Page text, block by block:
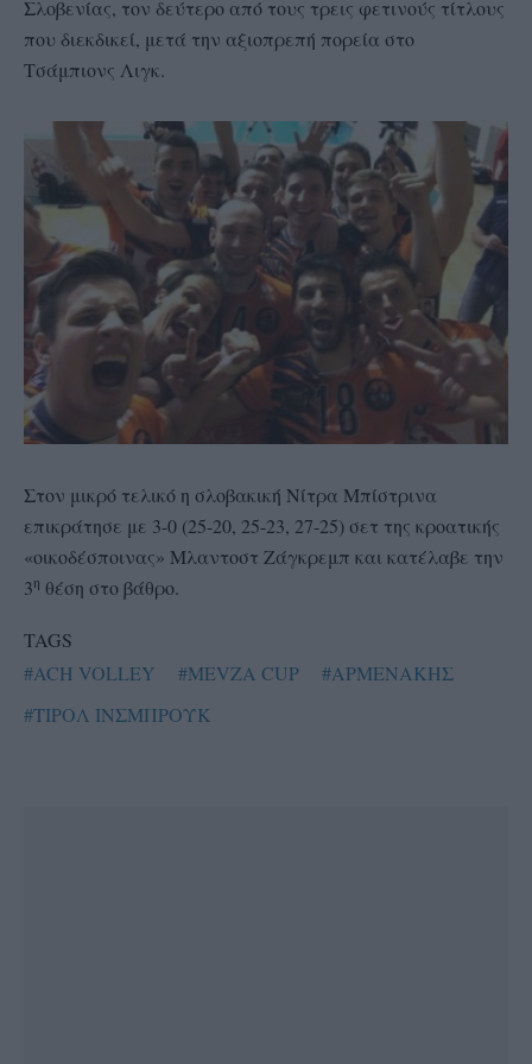
Σλοβενίας, τον δεύτερο από τους τρεις φετινούς τίτλους
που διεκδικεί, μετά την αξιοπρεπή πορεία στο
Τσάμπιονς Λιγκ.
Στον μικρό τελικό η σλοβακική Νίτρα Μπίστρινα
επικράτησε με 3-0 (25-20, 25-23, 27-25) σετ της κροατικής
«οικοδέσποινας» Μλαντοστ Ζάγκρεμπ και κατέλαβε την
3η θέση στο βάθρο.
TAGS
#ACH VOLLEY
#MEVZA CUP
#ΑΡΜΕΝΑΚΗΣ
#ΤΙΡΟΛ ΙΝΣΜΠΡΟΥΚ